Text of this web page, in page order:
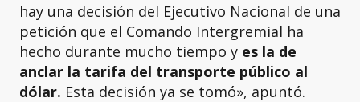
hay una decisión del Ejecutivo Nacional de una
petición que el Comando Intergremial ha
hecho durante mucho tiempo y es la de
anclar la tarifa del transporte público al
dólar. Esta decisión ya se tomó», apuntó.